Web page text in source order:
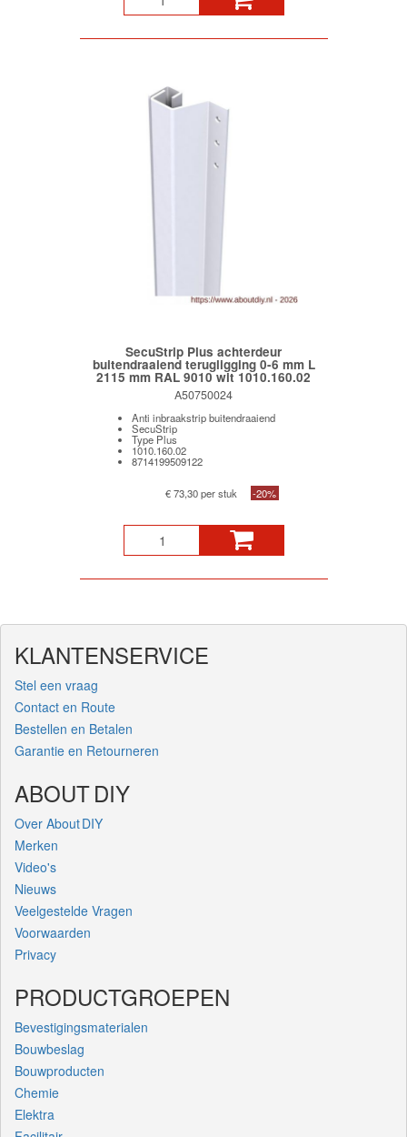
SecuStrip Plus achterdeur
buitendraaiend terugligging 0-6 mm L
2115 mm RAL 9010 wit 1010.160.02
A50750024
Anti inbraakstrip buitendraaiend
SecuStrip
Type Plus
1010.160.02
8714199509122
€ 73,30 per stuk -20%
KLANTENSERVICE
Stel een vraag
Contact en Route
Bestellen en Betalen
Garantie en Retourneren
ABOUT DIY
Over About DIY
Merken
Video's
Nieuws
Veelgestelde Vragen
Voorwaarden
Privacy
PRODUCTGROEPEN
Bevestigingsmaterialen
Bouwbeslag
Bouwproducten
Chemie
Elektra